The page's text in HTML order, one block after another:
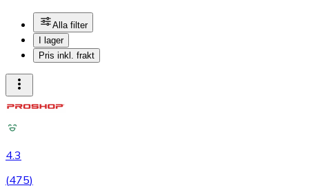
Alla filter
I lager
Pris inkl. frakt
4.3
(475)